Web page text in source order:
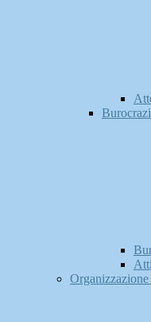
Organizzazione